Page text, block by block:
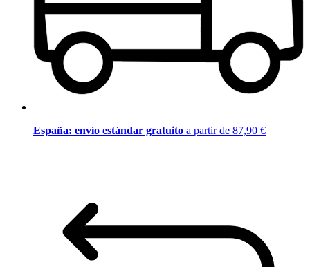
España: envío estándar gratuito a partir de 87,90 €